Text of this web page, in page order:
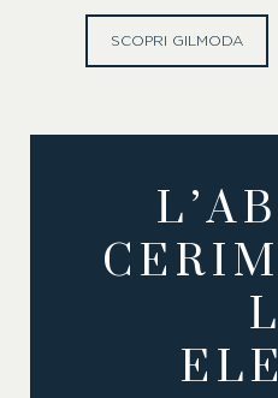
SCOPRI GILMODA